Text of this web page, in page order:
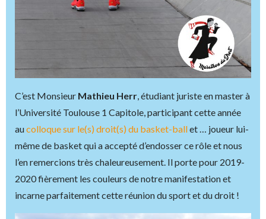
C’est Monsieur Mathieu Herr , étudiant juriste en master à
l’Université Toulouse 1 Capitole, participant cette année
aucolloque sur le(s) droit(s) du basket-ballet … joueur lui-
même de basket qui a accepté d’endosser ce rôle et nous
l’en remercions très chaleureusement. Il porte pour 2019-
2020 fièrement les couleurs de notre manifestation et
incarne parfaitement cette réunion du sport et du droit !